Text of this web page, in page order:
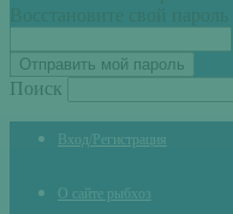
Восстановите свой пароль
Поиск
Вход/Регистрация
О сайте рыбхоз